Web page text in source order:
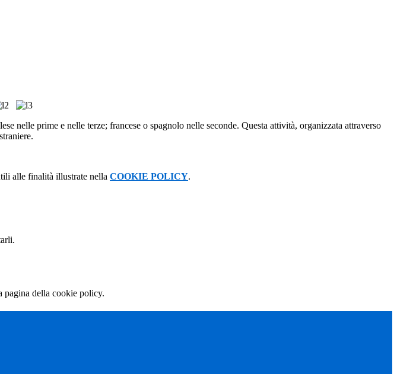
nelle prime e nelle terze; francese o spagnolo nelle seconde. Questa attività, organizzata attraverso
alle finalità illustrate nella COOKIE POLICY.
pagina della cookie policy.